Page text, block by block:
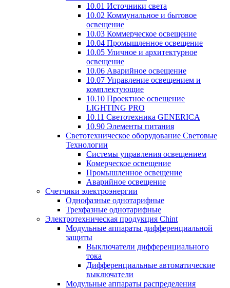
10.01 Источники света
10.02 Коммунальное и бытовое
освещение
10.03 Коммерческое освещение
10.04 Промышленное освещение
10.05 Уличное и архитектурное
освещение
10.06 Аварийное освещение
10.07 Управление освещением и
комплектующие
10.10 Проектное освещение
LIGHTING PRO
10.11 Светотехника GENERICA
10.90 Элементы питания
Светотехническое оборудование Световые
Технологии
Системы управления освещением
Комерческое освещение
Промышленное освещение
Аварийное освещение
Счетчики электроэнергии
Однофазные однотарифные
Трехфазные однотарифные
Электротехническая продукция Chint
Модульные аппараты дифференциальной
защиты
Выключатели дифференциального
тока
Дифференциальные автоматические
выключатели
Модульные аппараты распределения